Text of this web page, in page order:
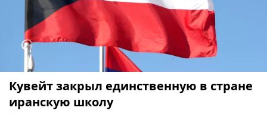
Кувейт закрыл единственную в стране
иранскую школу